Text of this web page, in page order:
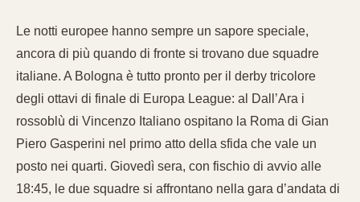
Le notti europee hanno sempre un sapore speciale,
ancora di più quando di fronte si trovano due squadre
italiane. A Bologna è tutto pronto per il derby tricolore
degli ottavi di finale di Europa League: al Dall’Ara i
rossoblù di Vincenzo Italiano ospitano la Roma di Gian
Piero Gasperini nel primo atto della sfida che vale un
posto nei quarti. Giovedì sera, con fischio di avvio alle
18:45, le due squadre si affrontano nella gara d’andata di